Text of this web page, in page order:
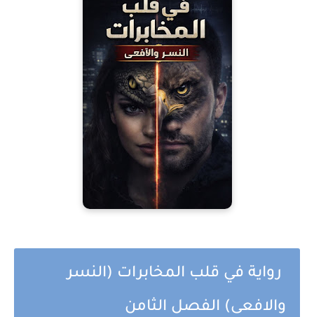
رواية في قلب المخابرات (النسر
والافعى) الفصل الثامن